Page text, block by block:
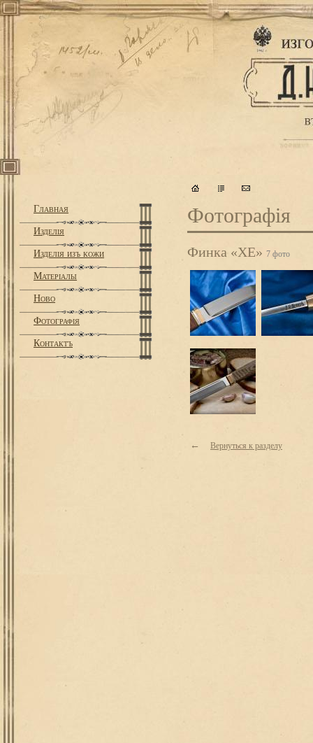
Главная
Изделiя
Изделiя изъ кожи
Матерiалы
Ново
Фотографiя
Контактъ
Фотографiя
Финка «ХЕ» 7 фото
← Вернуться к разделу